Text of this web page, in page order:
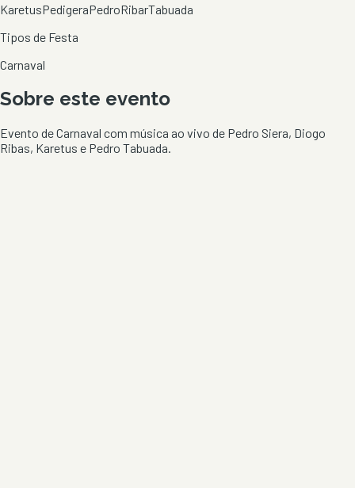
KaretusPedigeraPedroRibarTabuada
Tipos de Festa
Carnaval
Sobre este evento
Evento de Carnaval com música ao vivo de Pedro Siera, Diogo
Ribas, Karetus e Pedro Tabuada.